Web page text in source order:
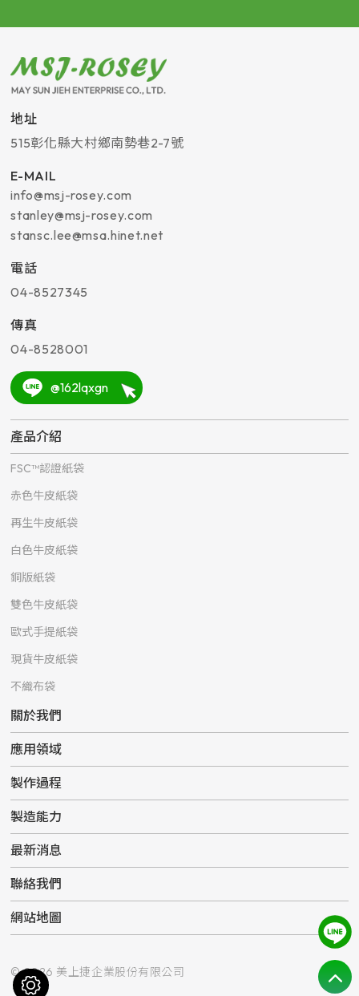
地址
515彰化縣大村鄉南勢巷2-7號
E-MAIL
info@msj-rosey.com
stanley@msj-rosey.com
stansc.lee@msa.hinet.net
電話
04-8527345
傳真
04-8528001
@162lqxgn
產品介紹
FSC™認證紙袋
赤色牛皮紙袋
再生牛皮紙袋
白色牛皮紙袋
銅版紙袋
雙色牛皮紙袋
歐式手提紙袋
現貨牛皮紙袋
不織布袋
關於我們
應用領域
製作過程
製造能力
最新消息
聯絡我們
網站地圖
© 2026 美上捷企業股份有限公司